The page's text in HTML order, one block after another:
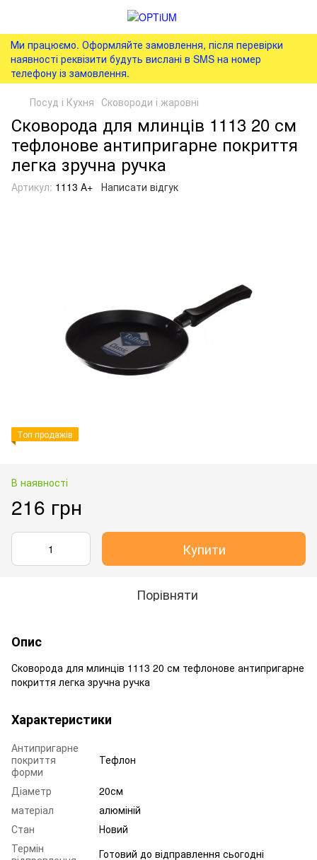
Ми працюємо. Оформляйте замовлення, після перевірки
наявності реквізити будуть вислані в SMS на номер
телефону із замовлення.
Посуд і Кухня Сковороди і жаровні
Сковорода для млинців 1113 20 см
тефлонове антипригарне покриття
легка зручна ручка
Артикул: 1113 А+ Написати відгук
Топ продажів
В наявності
216 грн
Купити
Порівняти
Опис
Сковорода для млинців 1113 20 см тефлонове антипригарне
покриття легка зручна ручка
Характеристики
Антипригарне
покриття
форми
Тефлон
Діаметр
20см
матеріал
алюміній
Стан
Новий
Термін
Готовий до відправлення сьогодні